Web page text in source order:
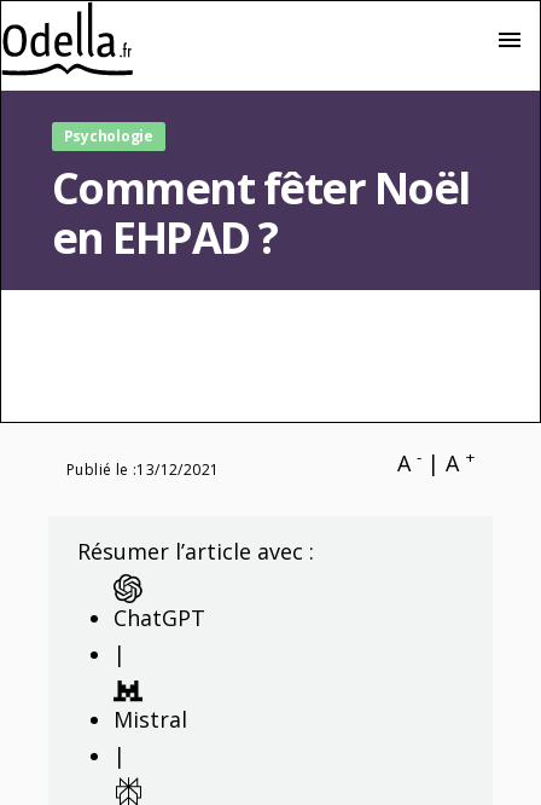
menu
Psychologie
Comment fêter Noël
en EHPAD ?
Publié le :13/12/2021 A - | A +
Résumer l’article avec :
ChatGPT
|
Mistral
|